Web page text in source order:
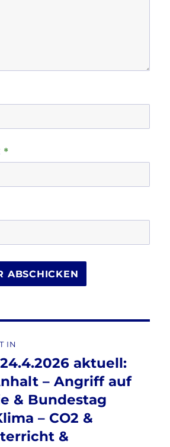
*
IN
aktuell:
– Angriff auf
& Bundestag
– CO2 &
&